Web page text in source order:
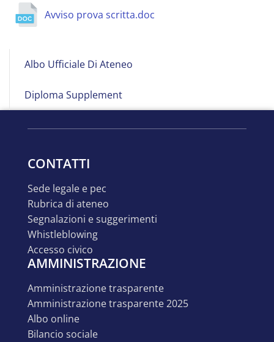
Albo
Albo Ufficiale Di Ateneo
Diploma Supplement
Avviso prova scritta.doc
CONTATTI
sede legale e pec
rubrica di ateneo
segnalazioni e suggerimenti
whistleblowing
accesso civico
AMMINISTRAZIONE
amministrazione trasparente
amministrazione trasparente 2025
albo online
bilancio sociale